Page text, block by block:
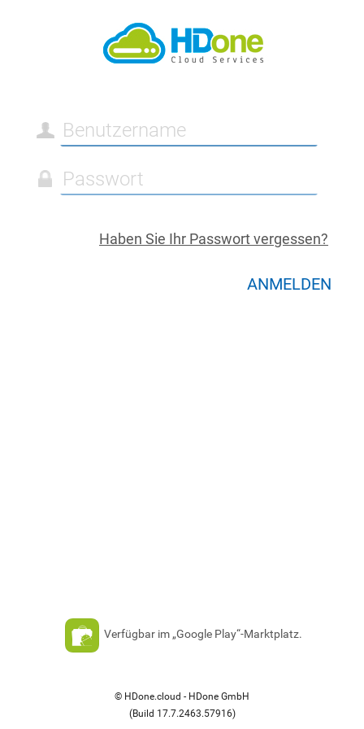
Haben Sie Ihr Passwort vergessen?
Verfügbar im „Google Play“-Marktplatz.
© HDone.cloud - HDone GmbH
(Build 17.7.2463.57916)